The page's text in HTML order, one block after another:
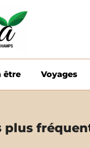
être Voyages